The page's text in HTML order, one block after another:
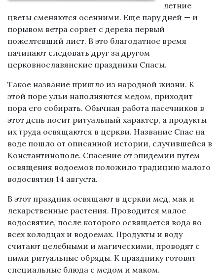
летние
цветы сменяются осенними. Еще пару дней — и
порывом ветра сорвет с дерева первый
пожелтевший лист. В это благодатное время
начинают следовать друг за другом
церковнославянские праздники Спасы.
Такое название пришло из народной жизни. К
этой поре ульи наполняются медом, приходит
пора его собирать. Обычная работа пасечников в
этот день носит ритуальный характер, а продукты
их труда освящаются в церкви. Название Спас на
воде пошло от описанной истории, случившейся в
Константинополе. Спасение от эпидемии путем
освящения водоемов положило традицию малого
водосвятия 14 августа.
В этот праздник освящают в церкви мед, мак и
лекарственные растения. Проводится малое
водосвятие, после которого освящается вода во
всех колодцах и водоемах. Продукты и воду
считают целебными и магическими, проводят с
ними ритуальные обряды. К празднику готовят
специальные блюда с медом и маком.